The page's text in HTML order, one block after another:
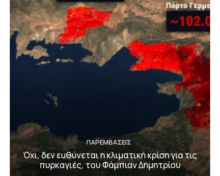
ΠΑΡΕΜΒΑΣΕΙΣ
Όχι, δεν ευθύνεται η κλιματική κρίση για τις
πυρκαγιές, του Φάμπιαν Δημητρίου